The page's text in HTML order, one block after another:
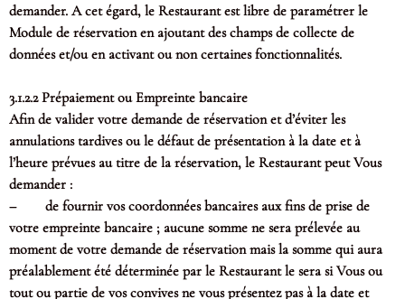
demander. A cet égard, le Restaurant est libre de paramétrer le
Module de réservation en ajoutant des champs de collecte de
données et/ou en activant ou non certaines fonctionnalités.
3.1.2.2 Prépaiement ou Empreinte bancaire
Afin de valider votre demande de réservation et d’éviter les
annulations tardives ou le défaut de présentation à la date et à
l’heure prévues au titre de la réservation, le Restaurant peut Vous
demander :
– de fournir vos coordonnées bancaires aux fins de prise de
votre empreinte bancaire ; aucune somme ne sera prélevée au
moment de votre demande de réservation mais la somme qui aura
préalablement été déterminée par le Restaurant le sera si Vous ou
tout ou partie de vos convives ne vous présentez pas à la date et